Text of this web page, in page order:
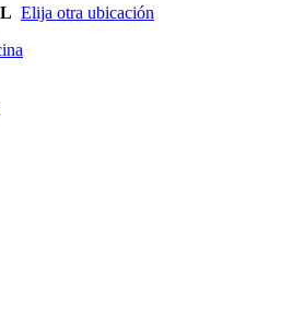
Elija otra ubicación